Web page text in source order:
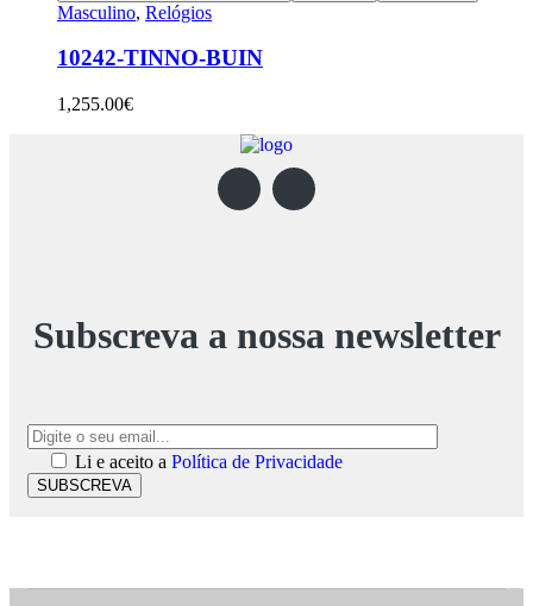
Masculino, Relógios
10242-TINNO-BUIN
1,255.00€
Subscreva a nossa newsletter
Li e aceito a Política de Privacidade
SUBSCREVA